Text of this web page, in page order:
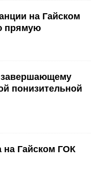
на Гайском
прямую
завершающему
понизительной
на Гайском ГОК